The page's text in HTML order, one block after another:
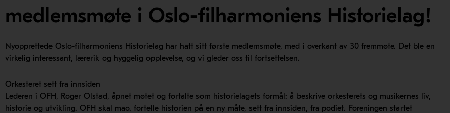
medlemsmøte i Oslo-filharmoniens Historielag!
Nyopprettede Oslo-filharmoniens Historielag har hatt sitt første medlemsmøte, med i overkant av 30 fremmøte. Det ble en
virkelig interessant, lærerik og hyggelig opplevelse, og vi gleder oss til fortsettelsen.
Orkesteret sett fra innsiden
Lederen i OFH, Roger Olstad, åpnet møtet og fortalte som historielagets formål: å beskrive orkesterets og musikernes liv,
historie og utvikling. OFH skal mao. fortelle historien på en ny måte, sett fra innsiden, fra podiet. Foreningen startet